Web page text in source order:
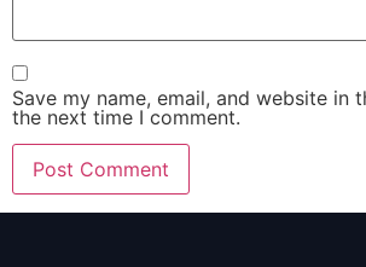
Save my name, email, and website in
the next time I comment.